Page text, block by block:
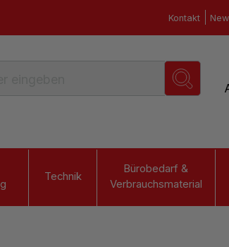
Kontakt
Technik
Bürobedarf &
Verbrauchsmaterial